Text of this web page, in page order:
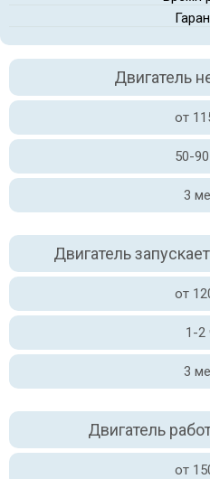
Двигатель
от
50-
3
Двигатель
от
1-2
3
Двигатель
от